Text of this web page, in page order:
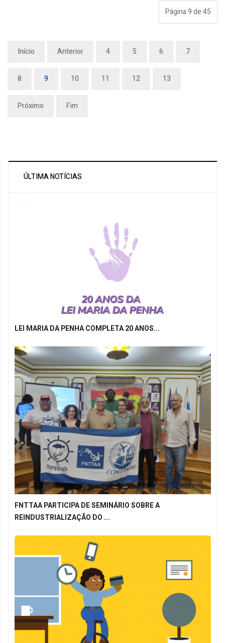
Página 9 de 45
Início Anterior 4 5 6 7
8 9 10 11 12 13
Próximo Fim
ÚLTIMA NOTÍCIAS
LEI MARIA DA PENHA COMPLETA 20 ANOS...
FNTTAA PARTICIPA DE SEMINÁRIO SOBRE A
REINDUSTRIALIZAÇÃO DO ...